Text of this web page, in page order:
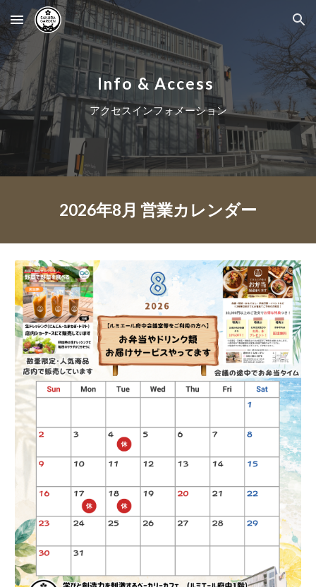
Skip to main content Skip to navigation
Info & Access
アクセスインフォメーション
2026年8月 営業カレンダー